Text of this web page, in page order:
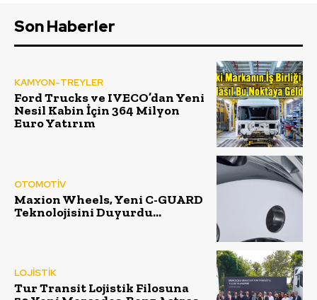
Son Haberler
KAMYON-TREYLER
Ford Trucks ve IVECO’dan Yeni
Nesil Kabin İçin 364 Milyon
Euro Yatırım
OTOMOTİV
Maxion Wheels, Yeni C-GUARD
Teknolojisini Duyurdu…
LOJİSTİK
Tur Transit Lojistik Filosuna